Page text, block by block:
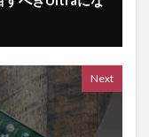
Next